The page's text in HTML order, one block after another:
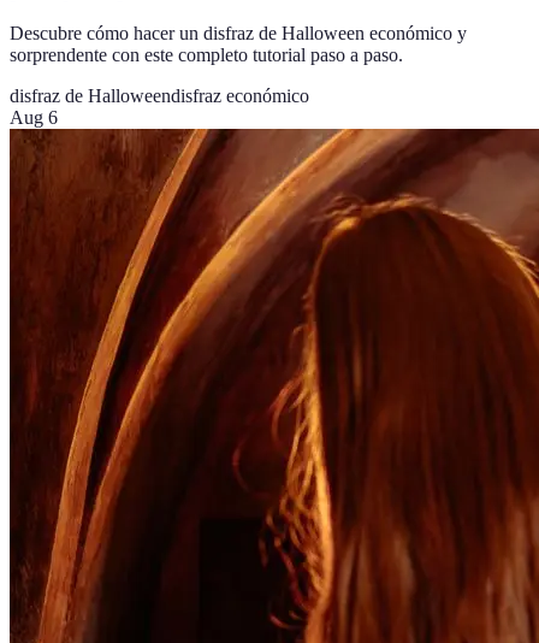
Descubre cómo hacer un disfraz de Halloween económico y
sorprendente con este completo tutorial paso a paso.
disfraz de Halloweendisfraz económico
Aug 6